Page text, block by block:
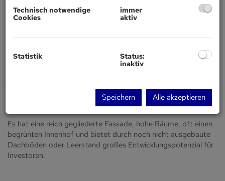
Verkauft wird ein typisches Zinshaus in Wien Ottakring es ist
ein historisches Gründerzeitgebäude aus der Zeit um 1880 bis
Es hat eine reich gegliederte Fassade, hohe Räume, oft einen
begrünten Innenhof und bietet durch noch nicht ausgebaute
Dachböden oder Leerstand großes Entwicklungspotenzial für
Investoren.
Technisch notwendige
Cookies
immer
aktiv
Statistik
Status:
inaktiv
Speichern Alle akzeptieren